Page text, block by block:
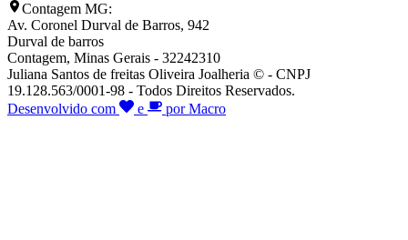
Contagem MG:
Av. Coronel Durval de Barros, 942
Durval de barros
Contagem, Minas Gerais - 32242310
Juliana Santos de freitas Oliveira Joalheria © - CNPJ
19.128.563/0001-98 - Todos Direitos Reservados.
Desenvolvido com
e por Macro